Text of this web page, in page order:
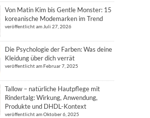
Von Matin Kim bis Gentle Monster: 15
koreanische Modemarken im Trend
veröffentlicht am Juli 27, 2026
Die Psychologie der Farben: Was deine
Kleidung über dich verrät
veröffentlicht am Februar 7, 2025
Tallow – natürliche Hautpflege mit
Rindertalg: Wirkung, Anwendung,
Produkte und DHDL-Kontext
veröffentlicht am Oktober 6, 2025